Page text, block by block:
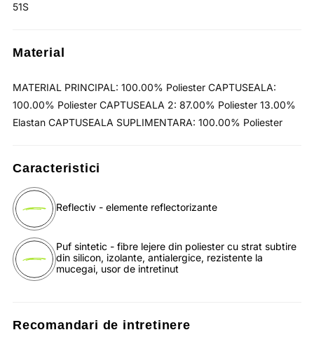
51S
Material
MATERIAL PRINCIPAL: 100.00% Poliester CAPTUSEALA:
100.00% Poliester CAPTUSEALA 2: 87.00% Poliester 13.00%
Elastan CAPTUSEALA SUPLIMENTARA: 100.00% Poliester
Caracteristici
Reflectiv - elemente reflectorizante
Puf sintetic - fibre lejere din poliester cu strat subtire
din silicon, izolante, antialergice, rezistente la
mucegai, usor de intretinut
Recomandari de intretinere